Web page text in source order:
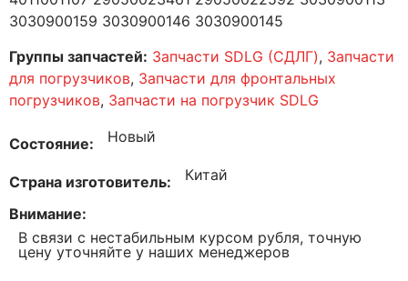
3030900159 3030900146 3030900145
Группы запчастей: Запчасти SDLG (СДЛГ), Запчасти
для погрузчиков, Запчасти для фронтальных
погрузчиков, Запчасти на погрузчик SDLG
Состояние Новый
Страна изготовитель Китай
Внимание
В связи с нестабильным курсом рубля, точную
цену уточняйте у наших менеджеров